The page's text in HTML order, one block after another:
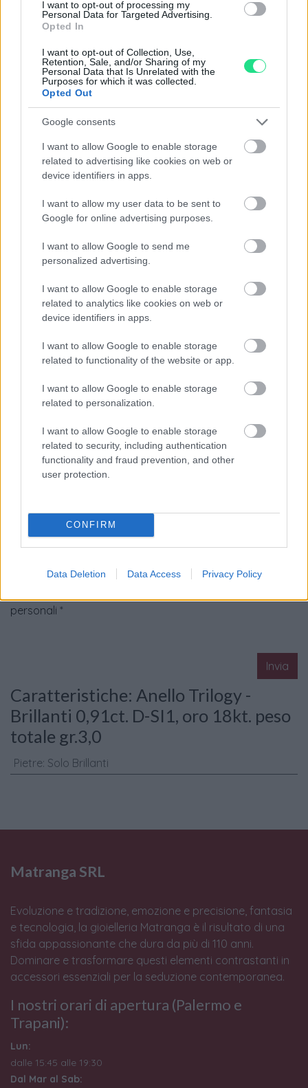
I want to opt-out of processing my
Personal Data for Targeted Advertising.
Opted In
I want to opt-out of Collection, Use,
Retention, Sale, and/or Sharing of my
Personal Data that Is Unrelated with the
Purposes for which it was collected.
Opted Out
Google consents
I want to allow Google to enable storage
related to advertising like cookies on web or
device identifiers in apps.
I want to allow my user data to be sent to
Google for online advertising purposes.
I want to allow Google to send me
personalized advertising.
I want to allow Google to enable storage
related to analytics like cookies on web or
device identifiers in apps.
I want to allow Google to enable storage
related to functionality of the website or app.
I want to allow Google to enable storage
related to personalization.
I want to allow Google to enable storage
related to security, including authentication
functionality and fraud prevention, and other
user protection.
CONFIRM
Data Deletion Data Access Privacy Policy
Spedizione gratuitaper ordini superiori a 150 euro.
Per maggiori dettagli consultate la nostra
all'acquisto
Contattaci per richiedere maggiori
videochiamata:
Cognome e Nome *
Numero di telefono
La tua richiesta *
Consenso al
personali *
Invia
Caratteristiche: Anello Trilogy -
Brillanti 0,91ct. D-SI1, oro 18kt. peso
totale gr.3,0
Pietre: Solo Brillanti
Matranga SRL
Evoluzione e tradizione, emozione e precisione, fantasia
e tecnologia, la gioielleria Matranga è il risultato di una
sfida appassionante che dura da più di 110 anni.
Dominare e trasformare questi elementi contrastanti in
accessori essenziali per la seduzione contemporanea.
I nostri orari di apertura (Palermo e
Trapani):
Lun:
dalle 15:45 alle 19:30
Dal Mar al Sab: